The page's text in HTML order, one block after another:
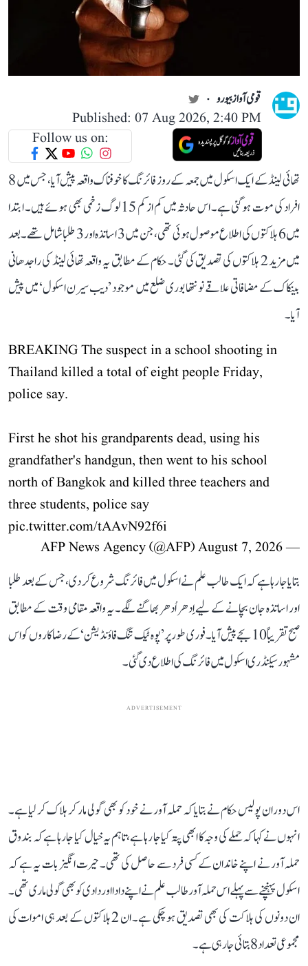
قومی آواز بیورو
Published: 07 Aug 2026, 2:40 PM
Follow us on:
تھائی لینڈ کے ایک اسکول میں جمعہ کے روز فائرنگ کا خوفناک واقعہ پیش آیا، جس میں 8
افراد کی موت ہو گئی ہے۔ اس حادثہ میں کم از کم 15 لوگ زخمی بھی ہوئے ہیں۔ ابتدا
میں 6 ہلاکتوں کی اطلاع موصول ہوئی تھی، جن میں 3 اساتذہ اور 3 طلبا شامل تھے۔ بعد
میں مزید 2 ہلاکتوں کی تصدیق کی گئی۔ حکام کے مطابق یہ واقعہ تھائی لینڈ کی راجدھانی
بینکاک کے مضافاتی علاقے نونتھابوری ضلع میں موجود ’دیب سیرن اسکول‘ میں پیش
آیا۔
BREAKING The suspect in a school shooting in
Thailand killed a total of eight people Friday,
police say.
First he shot his grandparents dead, using his
grandfather's handgun, then went to his school
north of Bangkok and killed three teachers and
three students, police say
pic.twitter.com/tAAvN92f6i
— AFP News Agency (@AFP)
August 7, 2026
بتایا جا رہا ہے کہ ایک طالب علم نے اسکول میں فائرنگ شروع کر دی، جس کے بعد طلبا
اور اساتذہ جان بچانے کے لیے اِدھر اُدھر بھاگنے لگے۔ یہ واقعہ مقامی وقت کے مطابق
صبح تقریباً 10 بجے پیش آیا۔ فوری طور پر ’پوہ ٹیک تنگ فاؤنڈیشن‘ کے رضاکاروں کو اس
مشہور سیکنڈری اسکول میں فائرنگ کی اطلاع دی گئی۔
ADVERTISEMENT
اس دوران پولیس حکام نے بتایا کہ حملہ آور نے خود کو بھی گولی مار کر ہلاک کر لیا ہے۔
انہوں نے کہا کہ حملے کی وجہ کا ابھی پتہ کیا جا رہا ہے، تاہم یہ خیال کیا جا رہا ہے کہ بندوق
حملہ آور نے اپنے خاندان کے کسی فرد سے حاصل کی تھی۔ حیرت انگیز بات یہ ہے کہ
اسکول پہنچنے سے پہلے اس حملہ آور طالب علم نے اپنے دادا اور دادی کو بھی گولی ماری تھی۔
ان دونوں کی ہلاکت کی بھی تصدیق ہو چکی ہے۔ ان 2 ہلاکتوں کے بعد ہی اموات کی
مجموعی تعداد 8 بتائی جا رہی ہے۔